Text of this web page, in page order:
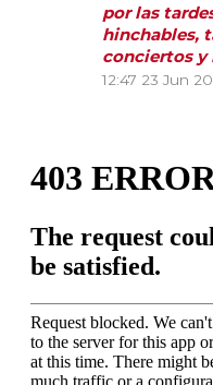
por las
hinchables,
conciertos y
12:47 23 Jun